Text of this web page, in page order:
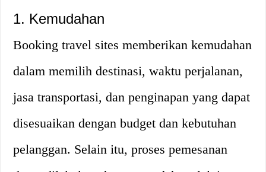
1. Kemudahan
Booking travel sites memberikan kemudahan
dalam memilih destinasi, waktu perjalanan,
jasa transportasi, dan penginapan yang dapat
disesuaikan dengan budget dan kebutuhan
pelanggan. Selain itu, proses pemesanan